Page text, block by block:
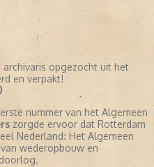
opgezocht uit het
en verpakt!
nummer van het Algemeen
zorgde ervoor dat Rotterdam
Nederland. Het Algemeen
wederopbouw en